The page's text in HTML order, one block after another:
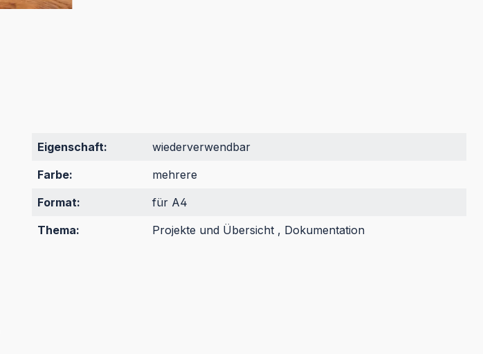
Eigenschaft:
wiederverwendbar
Farbe:
mehrere
Format:
für A4
Thema:
Projekte und Übersicht , Dokumentation